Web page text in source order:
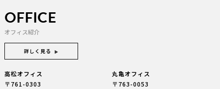
OFFICE
オフィス紹介
詳しく見る
高松オフィス
〒761-0303
丸亀オフィス
〒763-0053